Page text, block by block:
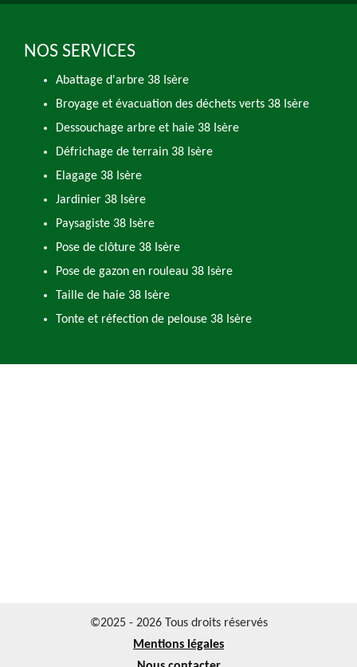
NOS SERVICES
Abattage d'arbre 38 Isère
Broyage et évacuation des déchets verts 38 Isère
Dessouchage arbre et haie 38 Isère
Défrichage de terrain 38 Isère
Elagage 38 Isère
Jardinier 38 Isère
Paysagiste 38 Isère
Pose de clôture 38 Isère
Pose de gazon en rouleau 38 Isère
Taille de haie 38 Isère
Tonte et réfection de pelouse 38 Isère
©2025 - 2026 Tous droits réservés
Mentions légales